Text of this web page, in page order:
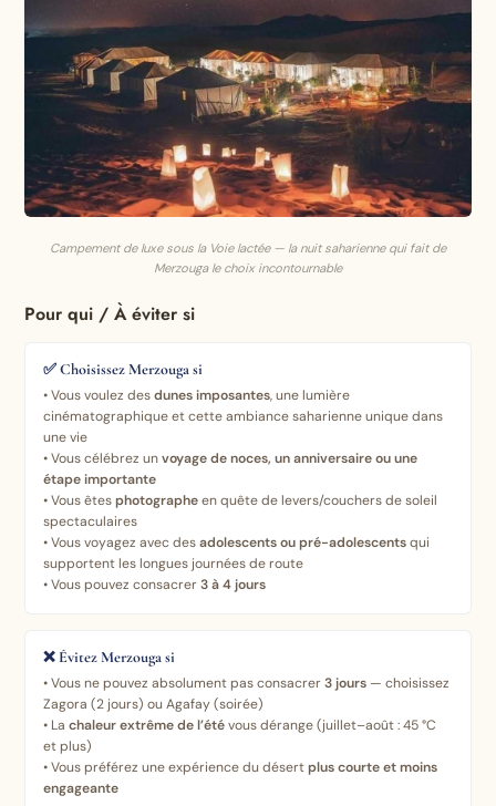
Campement de luxe sous la Voie lactée — la nuit saharienne qui fait de
Merzouga le choix incontournable
Pour qui / À éviter si
✅ Choisissez Merzouga si
• Vous voulez desdunes imposantes, une lumière
cinématographique et cette ambiance saharienne unique dans
une vie
• Vous célébrez unvoyage de noces, un anniversaire ou une
étape importante
• Vous êtesphotographeen quête de levers/couchers de soleil
spectaculaires
• Vous voyagez avec desadolescents ou pré-adolescentsqui
supportent les longues journées de route
• Vous pouvez consacrer3 à 4 jours
❌ Évitez Merzouga si
• Vous ne pouvez absolument pas consacrer3 jours — choisissez
Zagora (2 jours) ou Agafay (soirée)
• Lachaleur extrême de l’étévous dérange (juillet–août : 45 °C
et plus)
• Vous préférez une expérience du désertplus courte et moins
engageante